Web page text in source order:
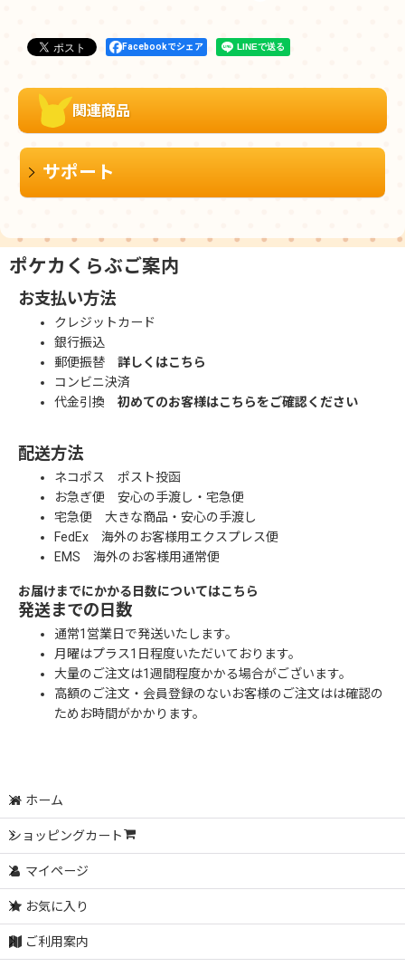
Facebookでシェア
関連商品
サポート
ポケカくらぶご案内
お支払い方法
クレジットカード
銀行振込
郵便振替 詳しくはこちら
コンビニ決済
代金引換 初めてのお客様はこちらをご確認ください
配送方法
ネコポス ポスト投函
お急ぎ便 安心の手渡し・宅急便
宅急便 大きな商品・安心の手渡し
FedEx 海外のお客様用エクスプレス便
EMS 海外のお客様用通常便
お届けまでにかかる日数についてはこちら
発送までの日数
通常1営業日で発送いたします。
月曜はプラス1日程度いただいております。
大量のご注文は1週間程度かかる場合がございます。
高額のご注文・会員登録のないお客様のご注文はは確認の
ためお時間がかかります。
ホーム
ショッピングカート
マイページ
お気に入り
ご利用案内